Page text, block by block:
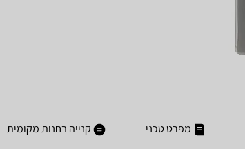
מפרט טכני קנייה בחנות מקומית